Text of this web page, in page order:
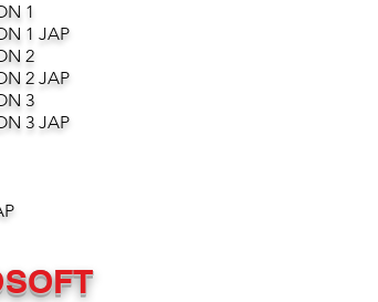
1
1 JAP
2
2 JAP
3
3 JAP